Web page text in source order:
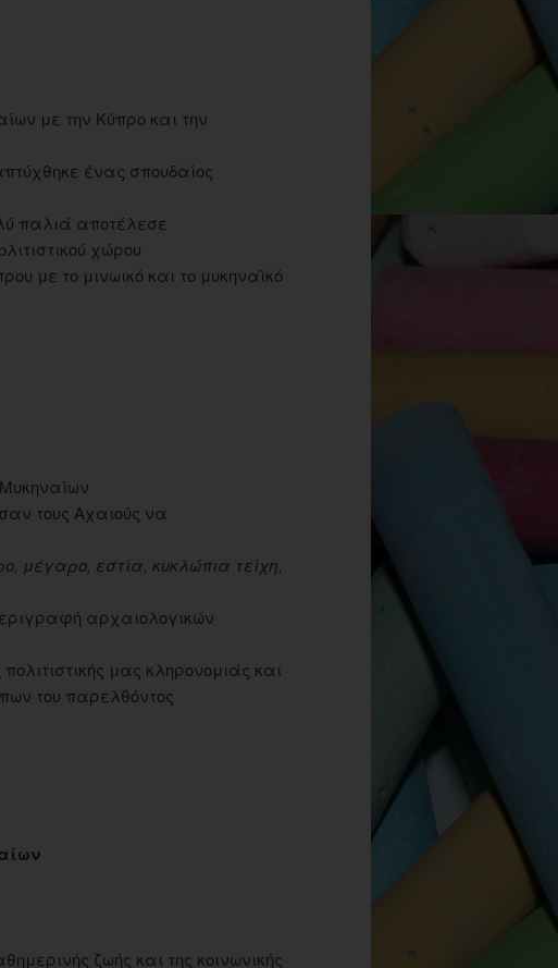
με την Κύπρο και την
ένας σπουδαίος
παλιά αποτέλεσε
χώρου
με το μινωικό και το μυκηναϊκό
τους Αχαιούς να
μέγαρο, εστία, κυκλώπια τείχη,
αρχαιολογικών
μας κληρονομιάς και
του παρελθόντος
ζωής και της κοινωνικής